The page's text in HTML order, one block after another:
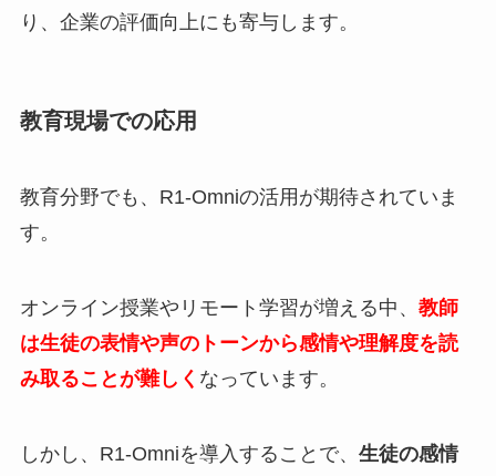
り、企業の評価向上にも寄与します。
教育現場での応用
教育分野でも、R1-Omniの活用が期待されていま
す。
オンライン授業やリモート学習が増える中、 教師
は生徒の表情や声のトーンから感情や理解度を読
み取ることが難しく なっています。
しかし、R1-Omniを導入することで、 生徒の感情